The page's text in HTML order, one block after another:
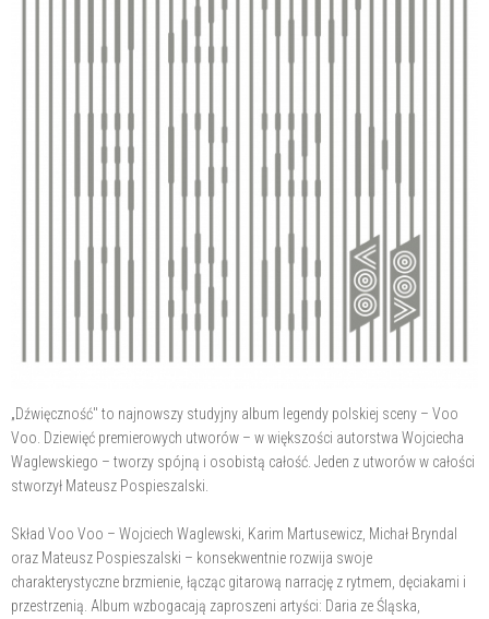
„Dźwięczność" to najnowszy studyjny album legendy polskiej sceny – Voo
Voo. Dziewięć premierowych utworów – w większości autorstwa Wojciecha
Waglewskiego – tworzy spójną i osobistą całość. Jeden z utworów w całości
stworzył Mateusz Pospieszalski.
Skład Voo Voo – Wojciech Waglewski, Karim Martusewicz, Michał Bryndal
oraz Mateusz Pospieszalski – konsekwentnie rozwija swoje
charakterystyczne brzmienie, łącząc gitarową narrację z rytmem, dęciakami i
przestrzenią. Album wzbogacają zaproszeni artyści: Daria ze Śląska,